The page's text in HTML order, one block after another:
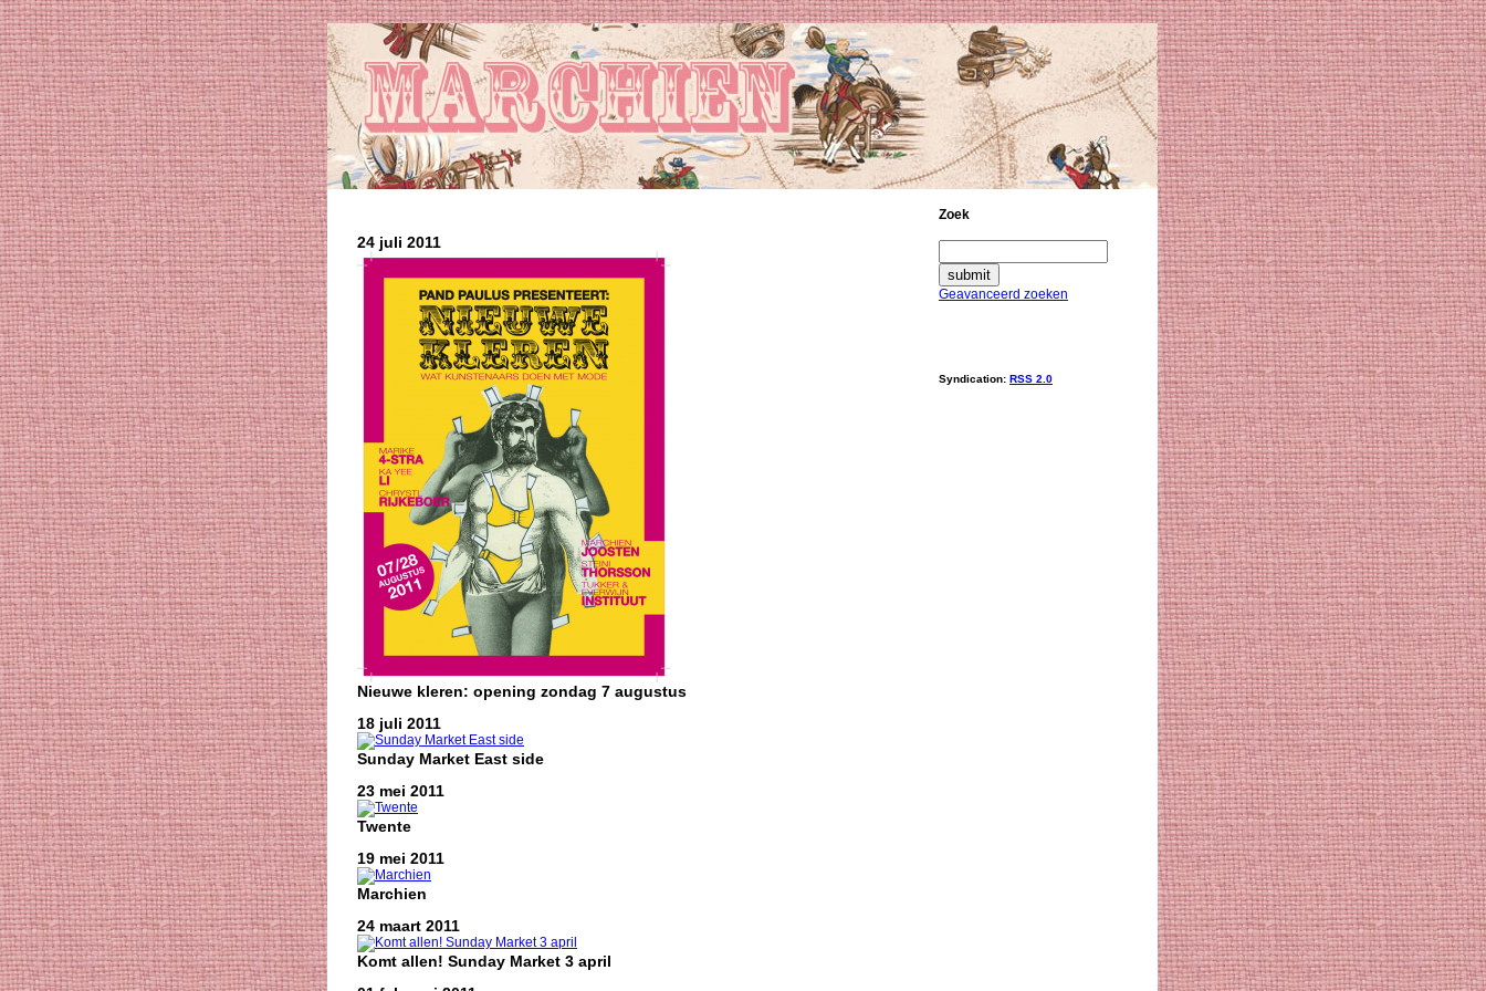
24 juli 2011
Nieuwe kleren: opening zondag 7 augustus
18 juli 2011
Sunday Market East side
23 mei 2011
Twente
19 mei 2011
Marchien
24 maart 2011
Komt allen! Sunday Market 3 april
Zoek
Geavanceerd zoeken
Syndication: RSS 2.0